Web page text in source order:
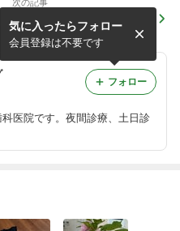
次の記事
医院です。夜間診療、土日診
気に入ったらフォロー
会員登録は不要です
フォロー